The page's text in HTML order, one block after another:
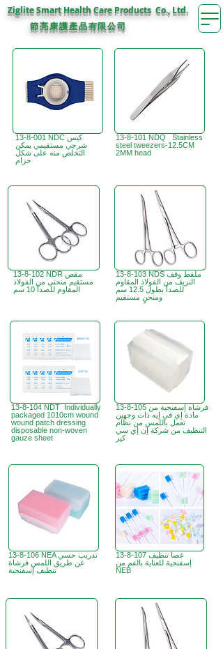
Ziglite Smart Health Care Products Co., Ltd.
節亮康護產品有限公司
13-8-001 NDC كيس
شرجي مستقيمي يمكن
التخلص منه على شكل
حزام
13-8-101 NDQ Stainless
steel tweezers-12.5CM
2MM head
13-8-102 NDR مقص
مستقيم منحني من الفولاذ
المقاوم للصدأ 10 سم
13-8-103 NDS ملقط وقف
النزيف من الفولاذ المقاوم
للصدأ بطول 12.5 سم
ومنحنٍ مستقيم
13-8-104 NDT Individually
packaged 1010cm wound
wound patch dressing
disposable non-woven
gauze sheet
13-8-105 فرشاة إسفنجية من
مادة إي في إيه ذات وجهين
تعمل باللمس من نظام
التنظيف من شركة إن إي سي
كير
13-8-106 NEA تدريب حسي
عن طريق اللمس فرشاة
تنظيف إسفنجية
13-8-107 عصا تنظيف
إسفنجية للعناية بالفم من
NEB